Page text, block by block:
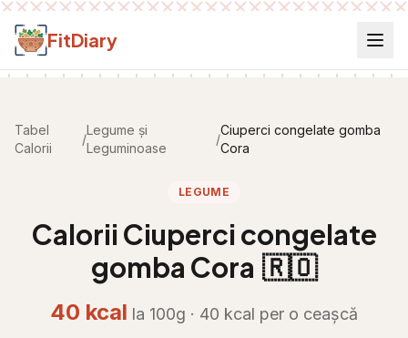
Salt la conținut
FitDiary
Tabel
Calorii
/
Legume și
Leguminoase
/
Ciuperci congelate gomba
Cora
LEGUME
Calorii Ciuperci congelate
gomba Cora 🇷🇴
40 kcal la 100g · 40 kcal per o ceașcă